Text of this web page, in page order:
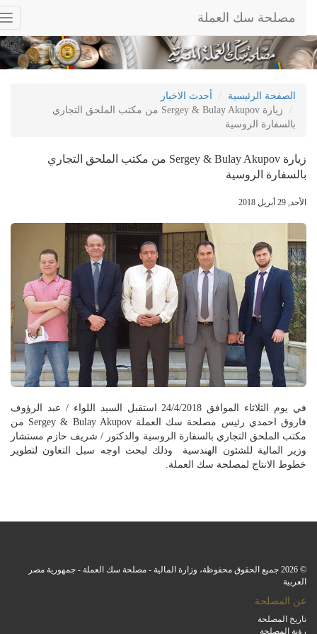
مصلحة سك العملة
الصفحة الرئيسية
أحدث الاخبار
زيارة Sergey & Bulay Akupov من مكتب الملحق التجاري
بالسفارة الروسية
زيارة Sergey & Bulay Akupov من مكتب الملحق التجاري
بالسفارة الروسية
الأحد, 29 أبريل 2018
في يوم الثلاثاء الموافق 24/4/2018 استقبل السيد اللواء / عبد الرؤوف
فاروق احمدي رئيس مصلحة سك العملة Sergey & Bulay Akupov من
مكتب الملحق التجاري بالسفارة الروسية والدكتور / شريف حازم مستشار
وزير المالية للشئون الهندسية وذلك لبحث اوجه سبل التعاون لتطوير
خطوط الانتاج لمصلحة سك العملة.
© 2026 جميع الحقوق محفوظة، وزارة المالية - مصلحة سك العملة - جمهورية مصر
العربية
عن المصلحة
تاريخ المصلحة
رؤية المصلحة